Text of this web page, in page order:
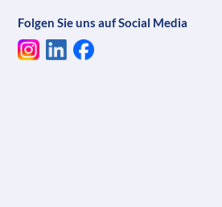
Folgen Sie uns auf Social Media